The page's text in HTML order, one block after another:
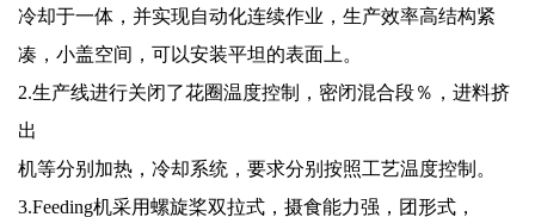
冷却于一体，并实现自动化连续作业，生产效率高结构紧
凑，小盖空间，可以安装平坦的表面上。
2.生产线进行关闭了花圈温度控制，密闭混合段％，进料挤
出
机等分别加热，冷却系统，要求分别按照工艺温度控制。
3.Feeding机采用螺旋桨双拉式，摄食能力强，团形式，